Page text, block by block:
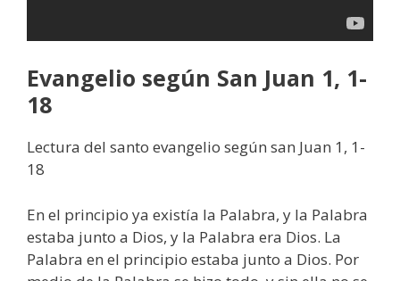
Evangelio según San Juan 1, 1-
18
Lectura del santo evangelio según san Juan 1, 1-
18
En el principio ya existía la Palabra, y la Palabra
estaba junto a Dios, y la Palabra era Dios. La
Palabra en el principio estaba junto a Dios. Por